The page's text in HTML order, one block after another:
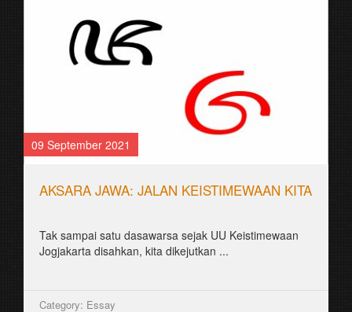
09 September 2021
AKSARA JAWA: JALAN KEISTIMEWAAN KITA
Tak sampai satu dasawarsa sejak UU Keistimewaan
Jogjakarta disahkan, kita dikejutkan ...
Category: Essay